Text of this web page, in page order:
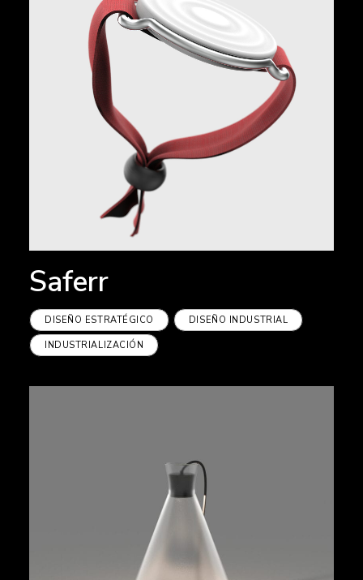
Saferr
DISEÑO ESTRATÉGICO DISEÑO INDUSTRIAL
INDUSTRIALIZACIÓN